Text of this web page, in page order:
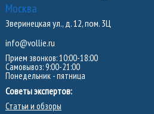
Москва
Зверинецкая ул., д. 12, пом. 3Ц
info@vollie.ru
Прием звонков: 10:00-18:00
Самовывоз: 9:00-21:00
Понедельник - пятница
Советы экспертов:
Статьи и обзоры